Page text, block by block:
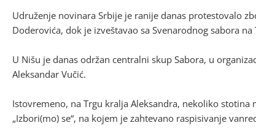
Udruženje novinara Srbije je ranije danas protestovalo
Doderovića, dok je izveštavao sa Svenarodnog sabora
U Nišu je danas održan centralni skup Sabora, u
Aleksandar Vučić.
Istovremeno, na Trgu kralja Aleksandra, nekoliko
„Izbori(mo) se“, na kojem je zahtevano raspisivanje